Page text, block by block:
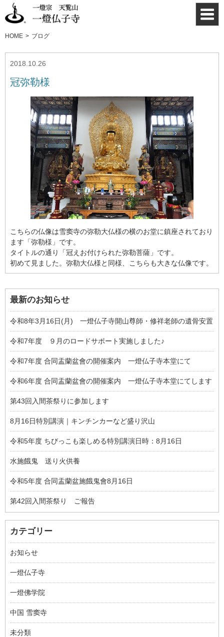
HOME ブログ
2018.10.26
冠弥勒様
こちらの仏像は雪窦寺の弥勒大仏様の横のお堂に鎮座されており
ます「弥勒様」です。
タイトルの通り「冠えお付けられた弥勒菩薩」です。
初めて見ました。弥勒大仏様と同様、こちらも大きな仏像です。
最新のお知らせ
令和8年3月16日(月) 一燈仏子寺開山尊師・修祥老師の遺骨安置
令和7年度 ９月のロードサポート実施しました♪
令和7年度 合同盂蘭盆會の開催案内 一燈仏子寺本堂にて
令和6年度 合同盂蘭盆會の開催案内 一燈仏子寺本堂にてします
第43回入間茶祭りに参加します
8月16日特別講演｜キンチンカーなど盛り沢山
令和5年度 ちびっこも楽しめる特別講演日時：8月16日
水施餓鬼 送り火供養
令和5年度 合同盂蘭盆施餓鬼會8月16日
第42回入間茶祭り ご報告
カテゴリー
お知らせ
一燈仏子寺
一燈佛学院
中国 雪窦寺
未分類